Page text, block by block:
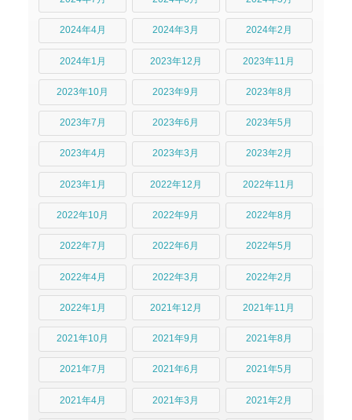
2024年4月 2024年3月 2024年2月
2024年1月 2023年12月 2023年11月
2023年10月 2023年9月 2023年8月
2023年7月 2023年6月 2023年5月
2023年4月 2023年3月 2023年2月
2023年1月 2022年12月 2022年11月
2022年10月 2022年9月 2022年8月
2022年7月 2022年6月 2022年5月
2022年4月 2022年3月 2022年2月
2022年1月 2021年12月 2021年11月
2021年10月 2021年9月 2021年8月
2021年7月 2021年6月 2021年5月
2021年4月 2021年3月 2021年2月